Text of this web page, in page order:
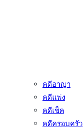
คดีอาญา
คดีแพ่ง
คดีเช็ค
คดีครอบครัว